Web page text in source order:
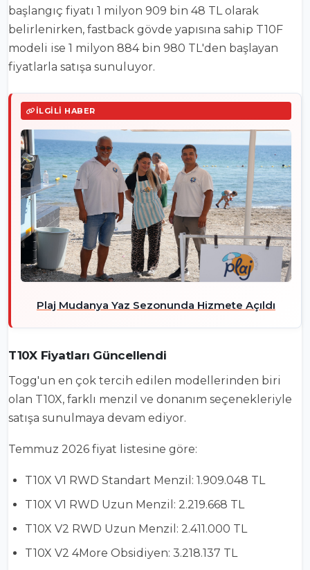
başlangıç fiyatı 1 milyon 909 bin 48 TL olarak
belirlenirken, fastback gövde yapısına sahip T10F
modeli ise 1 milyon 884 bin 980 TL'den başlayan
fiyatlarla satışa sunuluyor.
İLGILI HABER
Plaj Mudanya Yaz Sezonunda Hizmete Açıldı
T10X Fiyatları Güncellendi
Togg'un en çok tercih edilen modellerinden biri
olan T10X, farklı menzil ve donanım seçenekleriyle
satışa sunulmaya devam ediyor.
Temmuz 2026 fiyat listesine göre:
T10X V1 RWD Standart Menzil: 1.909.048 TL
T10X V1 RWD Uzun Menzil: 2.219.668 TL
T10X V2 RWD Uzun Menzil: 2.411.000 TL
T10X V2 4More Obsidiyen: 3.218.137 TL